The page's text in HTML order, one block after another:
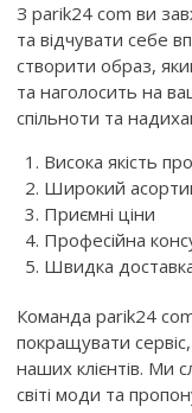
З parik24 com ви
та відчувати себе
створити образ,
та наголосить на
спільноти та
Висока якість
Широкий
Приємні ціни
Професійна
Швидка
Команда parik24
покращувати
наших клієнтів. Ми
світі моди та